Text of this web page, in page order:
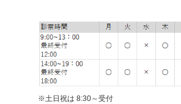
※土日祝は 8:30～受付